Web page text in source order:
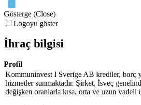
Gösterge (Close)
Logoyu göster
İhraç bilgisi
Profil
Kommuninvest I Sverige AB krediler, borç
hizmetler sunmaktadır. Şirket, İsveç
değişken oranlarla kısa, orta ve uzun vadeli